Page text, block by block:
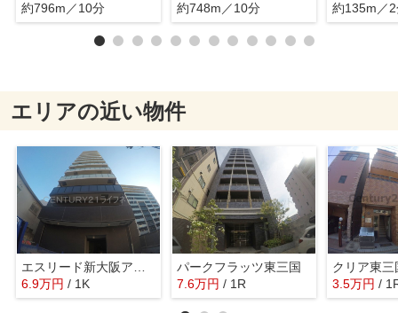
約796m／10分
約748m／10分
約135m／
エリアの近い物件
6.9万円 / 1K
パークフラッツ東三国
7.6万円 / 1R
クリア東三
3.5万円 /